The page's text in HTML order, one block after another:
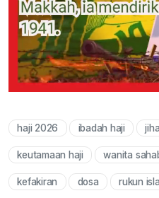
haji 2026 ibadah haji
keutamaan haji wanita
kefakiran dosa rukun